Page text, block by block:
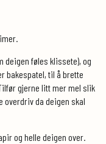
deigen føles klissete), og
bakespatel, til å brette
gjerne litt mer mel slik
overdriv da deigen skal
og helle deigen over.